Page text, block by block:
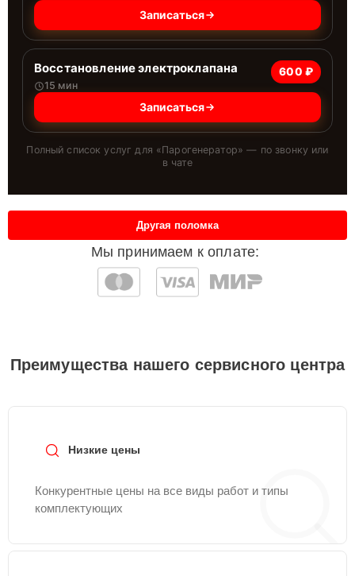
Записаться
Восстановление электроклапана
15 мин
600 ₽
Записаться
Полный список услуг для «Парогенератор» — по звонку или
в чате
Мы принимаем к оплате:
Другая поломка
Преимущества нашего сервисного центра
Низкие цены
Конкурентные цены на все виды работ и типы
комплектующих